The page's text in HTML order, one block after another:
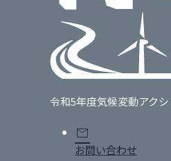
令和5年度気候変動アク
mail
お問い合わせ